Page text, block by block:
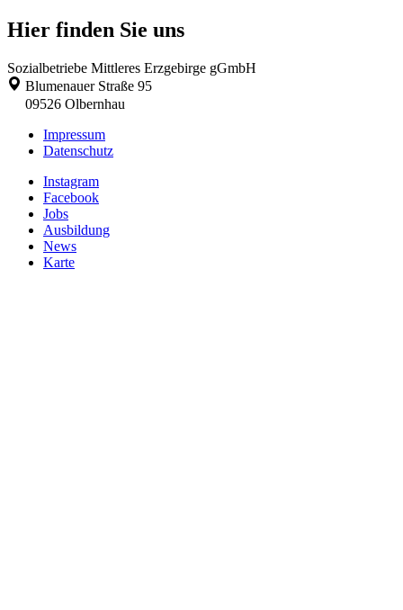
Hier finden Sie uns
Sozialbetriebe Mittleres Erzgebirge gGmbH
Blumenauer Straße 95
09526 Olbernhau
Impressum
Datenschutz
Instagram
Facebook
Jobs
Ausbildung
News
Karte